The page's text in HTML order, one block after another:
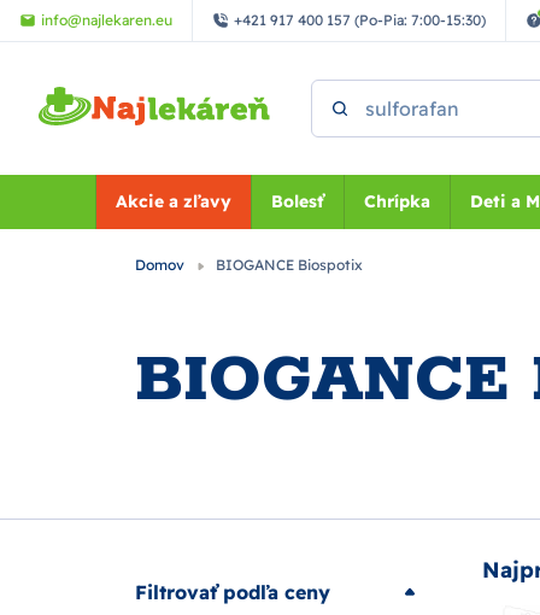
Preskočiť na hlavný obsah
info@najlekaren.eu +421 917 400 157 (Po-Pia: 7:00-15:30)
Akcie a zľavy Bolesť Chrípka Deti a
Domov BIOGANCE Biospotix
BIOGANCE
Filtrovať podľa ceny